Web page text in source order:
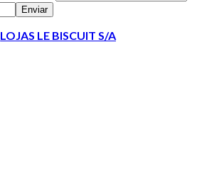
Enviar
LOJAS LE BISCUIT S/A